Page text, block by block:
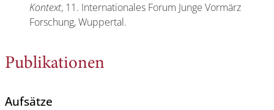
Kontext, 11. Internationales Forum Junge Vormärz
Forschung, Wuppertal.
Publikationen
Aufsätze